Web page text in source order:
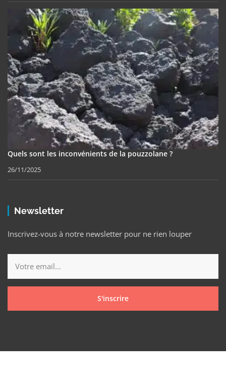
Quels sont les inconvénients de la pouzzolane ?
26/11/2025
Newsletter
Inscrivez-vous à notre newsletter pour ne rien louper
S'inscrire